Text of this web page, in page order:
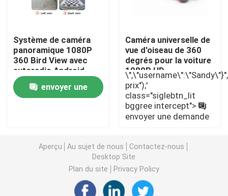
Autoradio d'OEM
Boîte de Carplay AI
Came DVR de tiret de voiture
Caméra de voiture panoramique 360
Système de caméra
panoramique 1080P
360 Bird View avec
autoradio Android
envoyer une
Caméra universelle de
vue d'oiseau de 360 ​​
degrés pour la voiture
1080P HD
imperméable à l'eau
prix");'
class="siglebtn_lit
bggree intercept">
envoyer une demande
Aperçu Au sujet de nous
Contactez-nous
Desktop Site
Plan du site
Privacy Policy